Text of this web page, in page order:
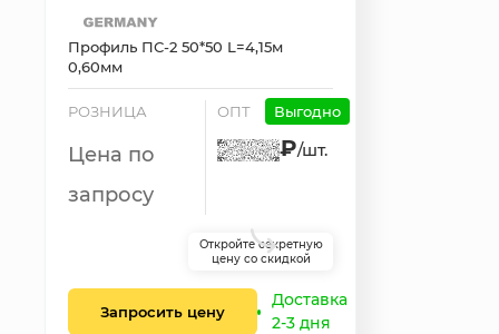
Профиль ПС-2 50*50 L=4,15м
0,60мм
РОЗНИЦА
Цена по
запросу
ОПТ Выгодно
₽/шт.
Откройте секретную
цену со скидкой
Запросить цену
Доставка
2-3 дня